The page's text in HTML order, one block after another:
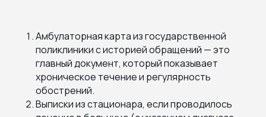
Амбулаторная карта из государственной
поликлиники с историей обращений — это
главный документ, который показывает
хроническое течение и регулярность
обострений.
Выписки из стационара, если проводилось